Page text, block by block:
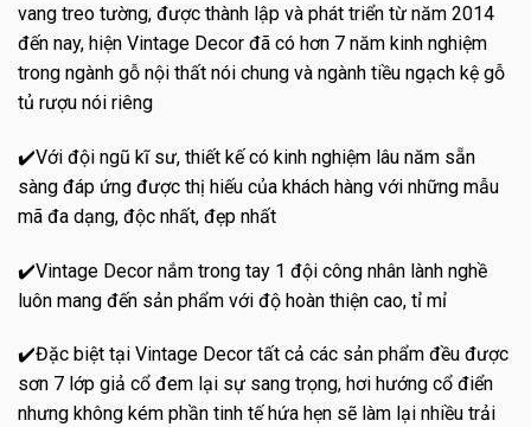
vang treo tường, được thành lập và phát triển từ năm 2014
đến nay, hiện Vintage Decor đã có hơn 7 năm kinh nghiệm
trong ngành gỗ nội thất nói chung và ngành tiều ngạch kệ gỗ
tủ rượu nói riêng
✔️Với đội ngũ kĩ sư, thiết kế có kinh nghiệm lâu năm sẵn
sàng đáp ứng được thị hiếu của khách hàng với những mẫu
mã đa dạng, độc nhất, đẹp nhất
✔️Vintage Decor nắm trong tay 1 đội công nhân lành nghề
luôn mang đến sản phẩm với độ hoàn thiện cao, tỉ mỉ
✔️Đặc biệt tại Vintage Decor tất cả các sản phẩm đều được
sơn 7 lớp giả cổ đem lại sự sang trọng, hơi hướng cổ điển
nhưng không kém phần tinh tế hứa hẹn sẽ làm lại nhiều trải